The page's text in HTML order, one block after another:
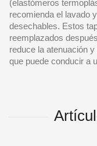
(elastómeros
recomienda el lavado
desechables. Estos
reemplazados
reduce la atenuación
que puede conducir a